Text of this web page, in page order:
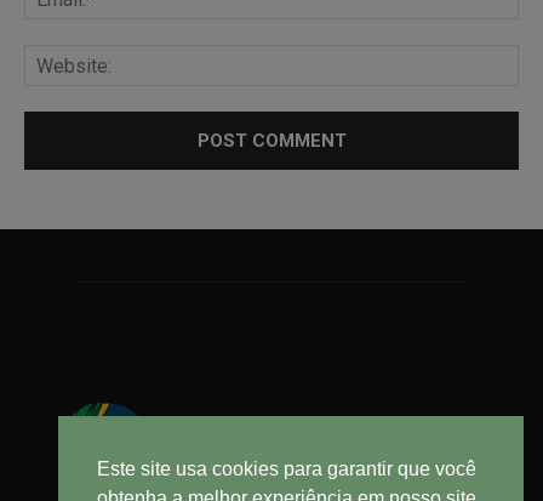
Este site usa cookies para garantir que você